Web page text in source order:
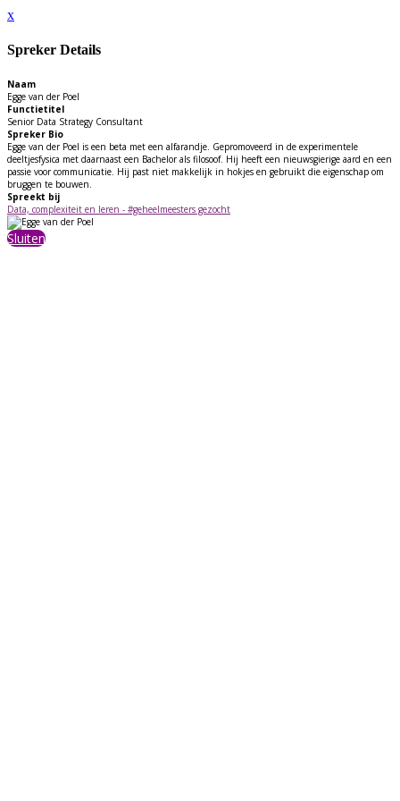
x
Spreker Details
Naam
Egge van der Poel
Functietitel
Senior Data Strategy Consultant
Spreker Bio
Egge van der Poel is een beta met een alfarandje. Gepromoveerd in de experimentele
deeltjesfysica met daarnaast een Bachelor als filosoof. Hij heeft een nieuwsgierige aard en een
passie voor communicatie. Hij past niet makkelijk in hokjes en gebruikt die eigenschap om
bruggen te bouwen.
Spreekt bij
Data, complexiteit en leren - #geheelmeesters gezocht
Sluiten